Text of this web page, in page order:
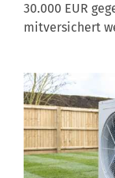
30.000 EUR
mitversichert